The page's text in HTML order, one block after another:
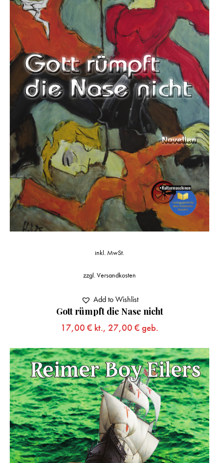
Gott rümpft die Nase nicht
17,00 € kt., 27,00 € geb.
inkl. MwSt.
zzgl.Versandkosten
Add to Wishlist